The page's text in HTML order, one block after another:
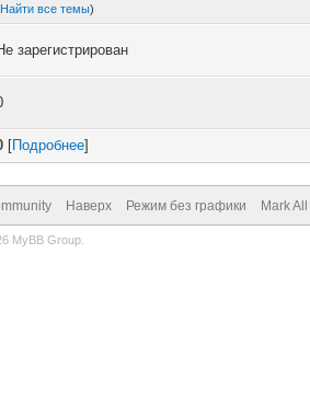
Найти все темы)
зарегистрирован
[Подробнее]
Наверх Режим без графики Mark
MyBB Group